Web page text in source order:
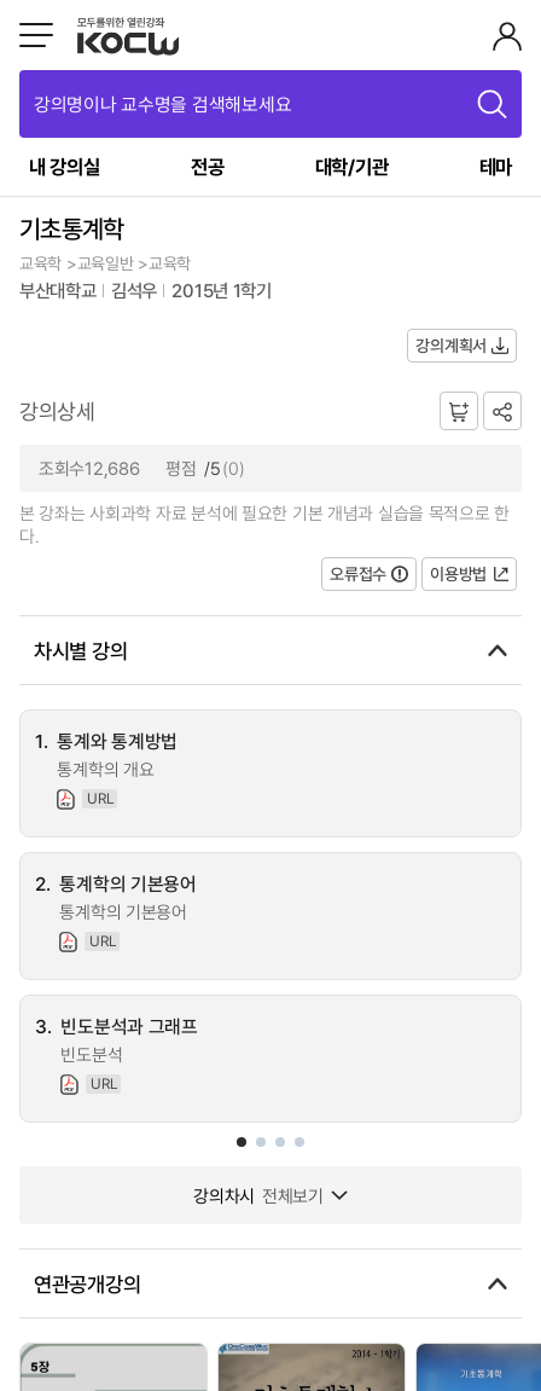
강의명이나 교수명을 검색해보세요
내 강의실 전공 대학/기관 테마
기초통계학
교육학 >교육일반 >교육학
부산대학교 김석우 2015년 1학기
강의계획서
강의상세
조회수12,686 평점 /5(0)
본 강좌는 사회과학 자료 분석에 필요한 기본 개념과 실습을 목적으로 한
다.
오류접수
이용방법
차시별 강의
1. 통계와 통계방법
통계학의 개요
URL
2. 통계학의 기본용어
통계학의 기본용어
URL
3. 빈도분석과 그래프
빈도분석
URL
강의차시 전체보기
연관공개강의